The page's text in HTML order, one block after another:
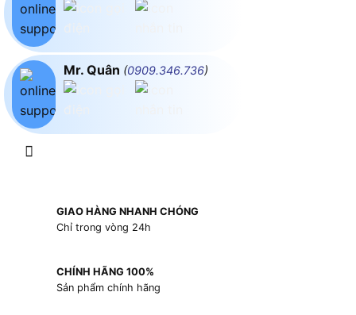
Mr. Quân (0909.346.736)
GIAO HÀNG NHANH CHÓNG
Chỉ trong vòng 24h
CHÍNH HÃNG 100%
Sản phẩm chính hãng